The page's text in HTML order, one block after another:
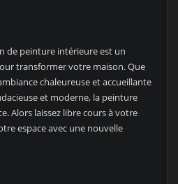
de peinture intérieure est un
transformer votre maison. Que
chaleureuse et accueillante
et moderne, la peinture
Alors laissez libre cours à votre
espace avec une nouvelle